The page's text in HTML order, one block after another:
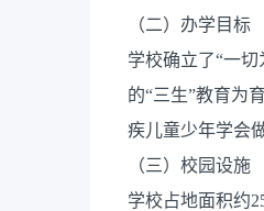
（二）办学目标
学校确立了“一
的“三生”教育为
疾儿童少年学会
（三）校园设施
学校占地面积约